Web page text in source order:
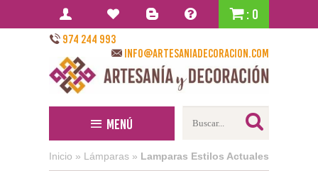
: 0
974 244 993
info@artesaniadecoracion.com
Menú
Inicio » Lámparas » Lamparas Estilos Actuales